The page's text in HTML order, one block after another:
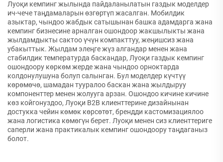
Луоқи кемпинг жылында пайдаланылатын газдык моделдер
ич-чече таңдамаларын өзгөртүп жасалган. Мобилдик
азыктар, чындоо жабдык сатышынан башка адамдарга жана
кемпинг бизнесине арналган ошондоор жакшылыкты жана
жылдамдыкты сактоо үчүн компакттуу, жеңишсиз жана
убакыттык. Жылдам элеңге жүз алгандар менен жана
стабилдик температурда баскандар, Луоқи газдык кемпинг
ошондоору көркөм жерде жана чындоо орноктарда
колдонулушуна болуп салынган. Бул моделдер күчтүү
көрөмөчө, шамадан тууралoo баскан жана жылдыруу
компоненттер менен жолууга арзан. Ошондоо кичине кичине
көз койгонуздоо, Луоқи B2B клиенттерине дизайнынан
достукка чейин көмөк көрсөтөт, брендди кастомизациялоо
жана логистика көмөгүн берет. Луоқи менен сиз клиенттериге
саперли жана практикалык кемпинг ошондоору таңдаганыз
болот.